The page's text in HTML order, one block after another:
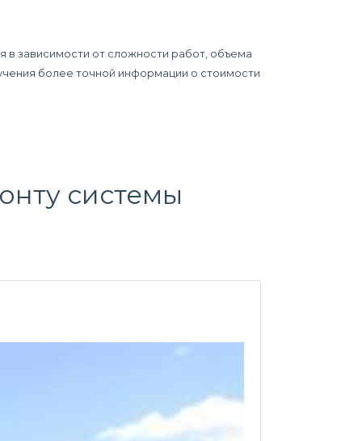
в зависимости от сложности работ, объема
более точной информации о стоимости
системы